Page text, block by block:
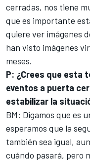
cerradas, nos tiene
que es importante
quiere ver imágenes
han visto imágenes
meses.
P: ¿Crees que esta
eventos a puerta
estabilizar la
BM: Digamos que es
esperamos que la
también sea igual,
cuándo pasará, pero